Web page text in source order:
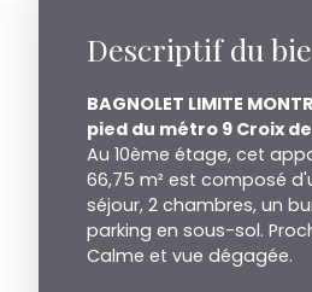
Descriptif du
BAGNOLET LIMITE
pied du métro 9 Croix
Au 10ème étage, cet
66,75 m² est composé
séjour, 2 chambres, un
parking en sous-sol.
Calme et vue dégagée.